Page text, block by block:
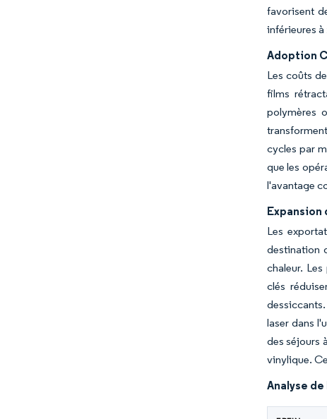
favorisent
inférieures à
Adoption
Les coûts
films
polymères
cycles par
que les
l'avantage
Expansion
Les
destination
chaleur.
clés
laser dans
des séjours
vinylique.
Analyse